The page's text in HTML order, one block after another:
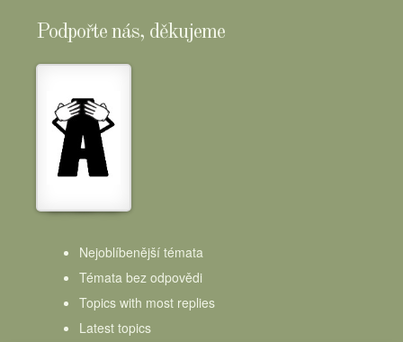
Podpořte nás, děkujeme
Nejoblíbenější témata
Témata bez odpovědi
Topics with most replies
Latest topics